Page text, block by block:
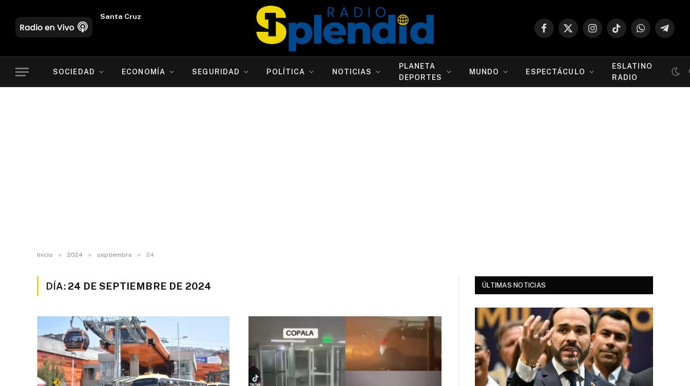
Oruro
Facebook
X
InstagramTikTokWhatsApp
SOCIEDAD ECONOMÍA SEGURIDAD POLÍTICA NOTICIAS
PLANETA
DEPORTES
MUNDO ESPECTÁCULO
ESLATINO
RADIO
Inicio » 2024 » septiembre » 24
DÍA: 24 DE SEPTIEMBRE DE 2024 ÚLTIMAS NOTICIAS